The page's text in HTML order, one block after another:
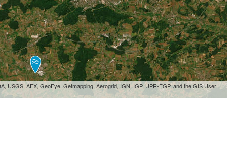
AEX, GeoEye, Getmapping, Aerogrid, IGN, IGP, UPR-EGP, and the GIS User